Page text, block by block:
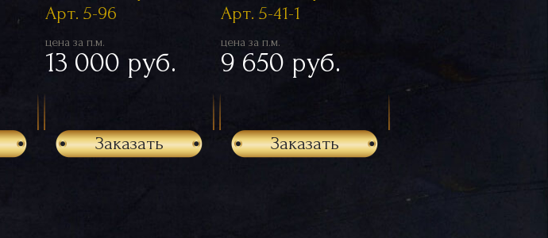
Арт. 5-96
цена за п.м.
13 000 руб.
Заказать
Арт. 5-41-1
цена за п.м.
9 650 руб.
Заказать